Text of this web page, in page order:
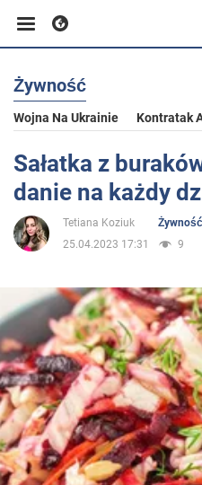
Biznes
Sport
Rozrywka
Polityka
Społeczeństwo
Wojna na Ukrainie
Żywność
Wojna Na Ukrainie Kontratak
Sałatka z
danie na każdy
Tetiana Koziuk
Żywność
25.04.2023 17:31
9